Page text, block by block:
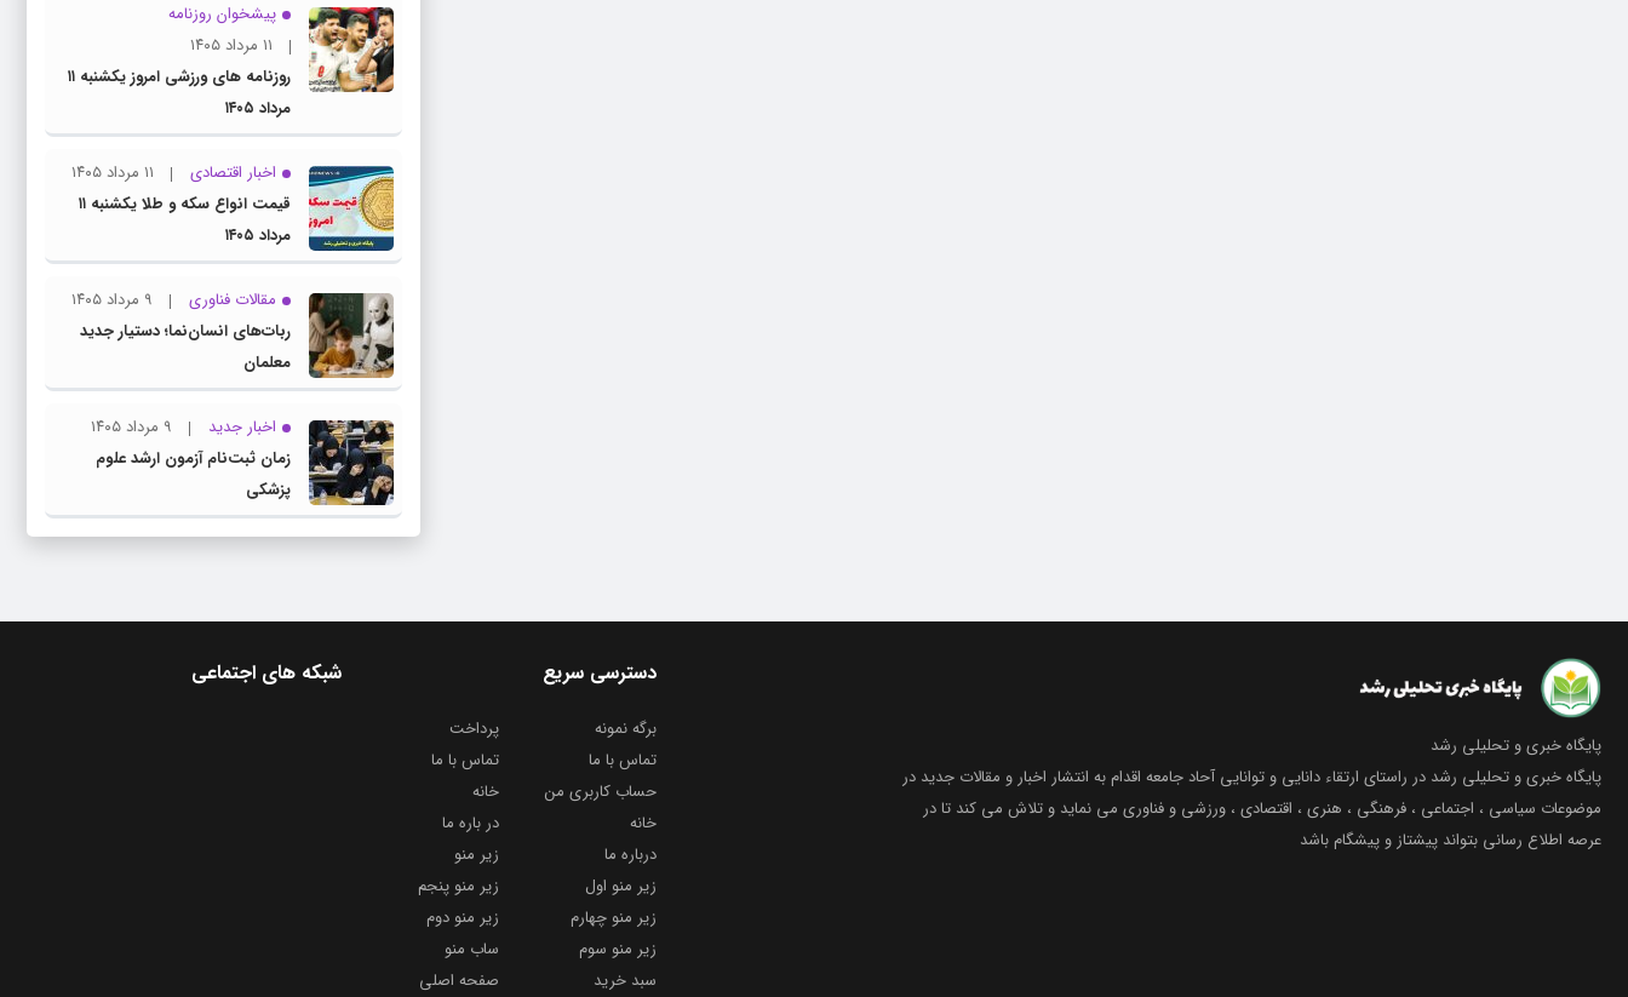
پیشخوان روزنامه
۱۱ مرداد ۱۴۰۵
روزنامه های ورزشی امروز یکشنبه ۱۱
مرداد ۱۴۰۵
اخبار اقتصادی
۱۱ مرداد ۱۴۰۵
قیمت انواع سکه و طلا یکشنبه ۱۱
مرداد ۱۴۰۵
مقالات فناوری
۹ مرداد ۱۴۰۵
ربات‌های انسان‌نما؛ دستیار جدید
معلمان
اخبار جدید
۹ مرداد ۱۴۰۵
زمان ثبت‌نام آزمون ارشد علوم
پزشکی
پایگاه خبری و تحلیلی رشد
پایگاه خبری و تحلیلی رشد در راستای ارتقاء دانایی و توانایی آحاد جامعه اقدام به انتشار اخبار و مقالات جدید در
موضوعات سیاسی ، اجتماعی ، فرهنگی ، هنری ، اقتصادی ، ورزشی و فناوری می نماید و تلاش می کند تا در
عرصه اطلاع رسانی بتواند پیشتاز و پیشگام باشد
شبکه های اجتماعی دسترسی سریع
برگه نمونه
پرداخت
تماس با ما
تماس با ما
حساب کاربری من
خانه
خانه
در باره ما
درباره ما
زیر منو
زیر منو اول
زیر منو پنجم
زیر منو چهارم
زیر منو دوم
زیر منو سوم
ساب منو
سبد خرید
صفحه اصلی